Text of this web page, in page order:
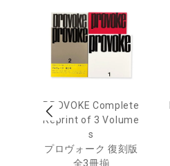
PROVOKE Complete
Reprint of 3 Volume
s
プロヴォーク 復刻版
全3冊揃